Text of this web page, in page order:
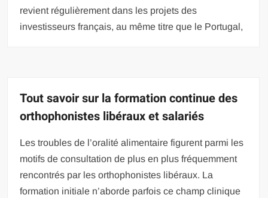
revient régulièrement dans les projets des
investisseurs français, au même titre que le Portugal,
Tout savoir sur la formation continue des
orthophonistes libéraux et salariés
Les troubles de l’oralité alimentaire figurent parmi les
motifs de consultation de plus en plus fréquemment
rencontrés par les orthophonistes libéraux. La
formation initiale n’aborde parfois ce champ clinique